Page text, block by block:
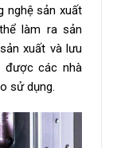
nghệ sản xuất
làm ra sản
xuất và lưu
được các nhà
sử dụng.